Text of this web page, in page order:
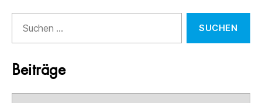
nach:
Beiträge